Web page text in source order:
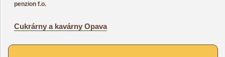
penzion f.o.
Cukrárny a kavárny Opava